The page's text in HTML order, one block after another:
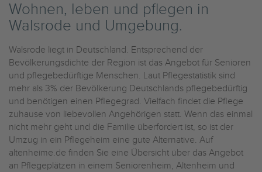
Wohnen, leben und pflegen in
Walsrode und Umgebung.
Walsrode liegt in Deutschland. Entsprechend der
Bevölkerungsdichte der Region ist das Angebot für Senioren
und pflegebedürftige Menschen. Laut Pflegestatistik sind
mehr als 3% der Bevölkerung Deutschlands pflegebedürftig
und benötigen einen Pflegegrad. Vielfach findet die Pflege
zuhause von liebevollen Angehörigen statt. Wenn das einmal
nicht mehr geht und die Familie überfordert ist, so ist der
Umzug in ein Pflegeheim eine gute Alternative. Auf
altenheime.de finden Sie eine Übersicht über das Angebot
an Pflegeplätzen in einem Seniorenheim, Altenheim und